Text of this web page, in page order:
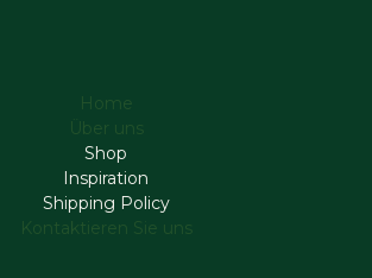
Home
Über uns
Shop
Inspiration
Shipping Policy
Kontaktieren Sie uns